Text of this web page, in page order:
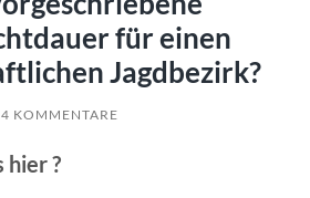
für einen
Jagdbezirk?
4 KOMMENTARE
hier ?